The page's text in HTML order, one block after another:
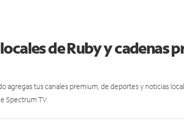
de Ruby y cadenas
agregas tus canales premium, de deportes y noticias
Spectrum TV.